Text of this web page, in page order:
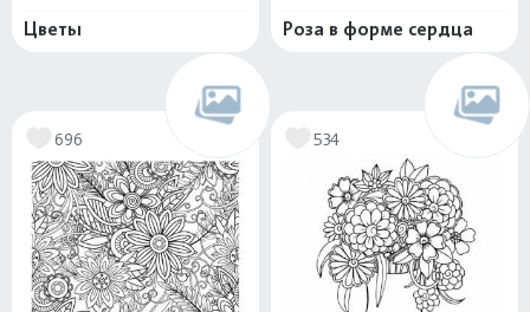
Цветы Роза в форме сердца
696 534